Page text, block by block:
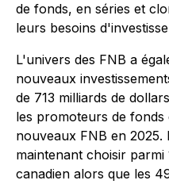
de fonds, en séries et
leurs besoins
L'univers des FNB a
nouveaux
de 713 milliards de
les promoteurs de
nouveaux FNB en 2025.
maintenant choisir
canadien alors que les